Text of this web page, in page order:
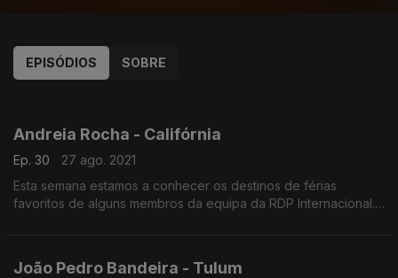
EPISÓDIOS SOBRE
Andreia Rocha - Califórnia
Ep. 30
27 ago. 2021
Esta semana estamos a conhecer os destinos de férias
favoritos de alguns membros da equipa da RDP Internacional.
João Pedro Bandeira - Tulum